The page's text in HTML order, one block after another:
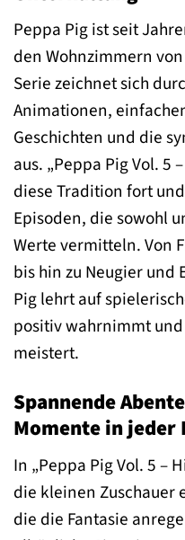
Peppa Pig ist seit
den Wohnzimmern
Serie zeichnet sich
Animationen,
Geschichten und die
aus. „Peppa Pig Vol. 5
diese Tradition fort
Episoden, die sowohl
Werte vermitteln. Von
bis hin zu Neugier und
Pig lehrt auf
positiv wahrnimmt
meistert.
Spannende
Momente in jeder
In „Peppa Pig Vol. 5 –
die kleinen Zuschauer
die die Fantasie